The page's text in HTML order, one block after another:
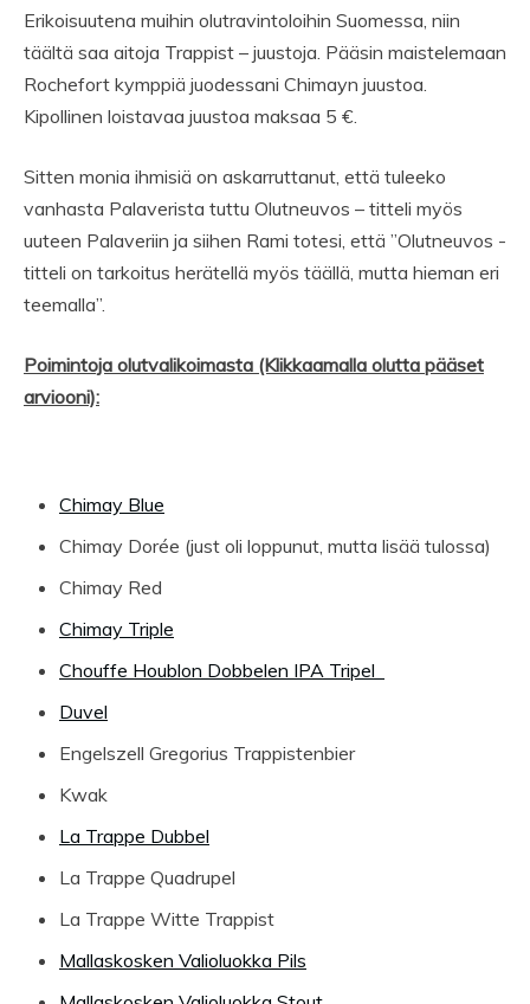
Erikoisuutena muihin olutravintoloihin Suomessa, niin
täältä saa aitoja Trappist – juustoja. Pääsin maistelemaan
Rochefort kymppiä juodessani Chimayn juustoa.
Kipollinen loistavaa juustoa maksaa 5 €.
Sitten monia ihmisiä on askarruttanut, että tuleeko
vanhasta Palaverista tuttu Olutneuvos – titteli myös
uuteen Palaveriin ja siihen Rami totesi, että ”Olutneuvos -
titteli on tarkoitus herätellä myös täällä, mutta hieman eri
teemalla”.
Poimintoja olutvalikoimasta (Klikkaamalla olutta pääset
arviooni):
Chimay Blue
Chimay Dorée (just oli loppunut, mutta lisää tulossa)
Chimay Red
Chimay Triple
Chouffe Houblon Dobbelen IPA Tripel
Duvel
Engelszell Gregorius Trappistenbier
Kwak
La Trappe Dubbel
La Trappe Quadrupel
La Trappe Witte Trappist
Mallaskosken Valioluokka Pils